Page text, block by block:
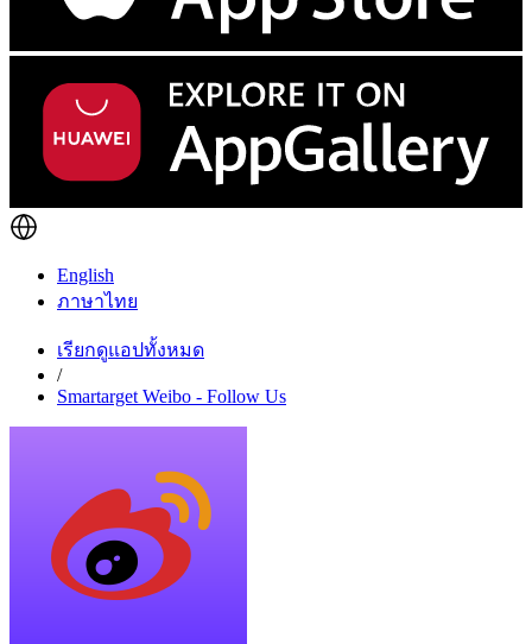
English
ภาษาไทย
เรียกดูแอปทั้งหมด
/
Smartarget Weibo - Follow Us